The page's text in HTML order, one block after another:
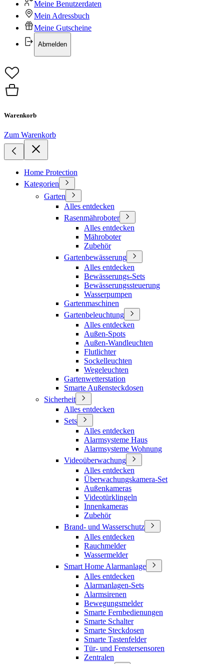
Meine Benutzerdaten
Mein Adressbuch
Meine Gutscheine
Abmelden
Warenkorb
Zum Warenkorb
Home Protection
Kategorien
Garten
Alles entdecken
Rasenmähroboter
Alles entdecken
Mähroboter
Zubehör
Gartenbewässerung
Alles entdecken
Bewässerungs-Sets
Bewässerungssteuerung
Wasserpumpen
Gartenmaschinen
Gartenbeleuchtung
Alles entdecken
Außen-Spots
Außen-Wandleuchten
Flutlichter
Sockelleuchten
Wegeleuchten
Gartenwetterstation
Smarte Außensteckdosen
Sicherheit
Alles entdecken
Sets
Alles entdecken
Alarmsysteme Haus
Alarmsysteme Wohnung
Videoüberwachung
Alles entdecken
Überwachungskamera-Set
Außenkameras
Videotürklingeln
Innenkameras
Zubehör
Brand- und Wasserschutz
Alles entdecken
Rauchmelder
Wassermelder
Smart Home Alarmanlage
Alles entdecken
Alarmanlagen-Sets
Alarmsirenen
Bewegungsmelder
Smarte Fernbedienungen
Smarte Schalter
Smarte Steckdosen
Smarte Tastenfelder
Tür- und Fenstersensoren
Zentralen